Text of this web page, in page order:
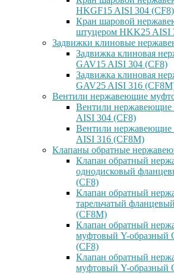
HKGF15 AISI 304 (CF8)
Кран шаровой
штуцером HKK25 AISI
Задвижки клиновые
Задвижка клиновая
GAV15 AISI 304 (CF8)
Задвижка клиновая
GAV25 AISI 316
Вентили нержавеющие
Вентили
AISI 304 (CF8)
Вентили
AISI 316 (CF8M)
Клапаны обратные
Клапан обратный
однодисковый
(CF8)
Клапан обратный
тарельчатый
(CF8M)
Клапан обратный
муфтовый Y-образный
(CF8)
Клапан обратный
муфтовый Y-образный